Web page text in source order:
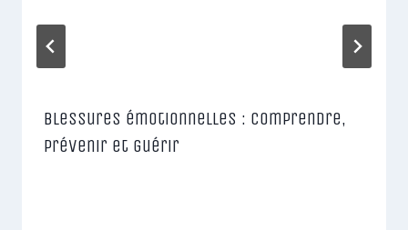
Blessures émotionnelles : comprendre,
prévenir et guérir